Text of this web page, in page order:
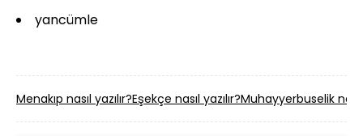
yancümle
Menakıp nasıl yazılır?Eşekçe nasıl yazılır?Muhayyerbuselik nasıl